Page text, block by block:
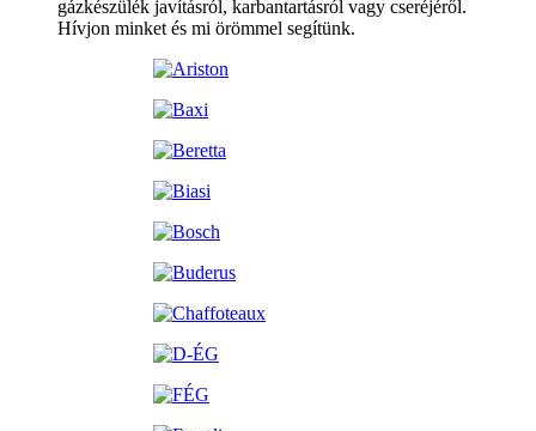
gázkészülék javításról, karbantartásról vagy cseréjéről.
Hívjon minket és mi örömmel segítünk.